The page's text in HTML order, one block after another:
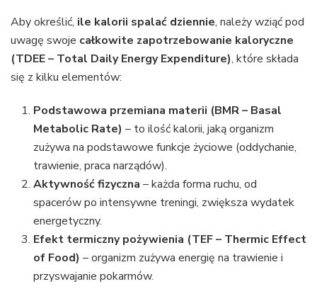
Aby określić, ile kalorii spalać dziennie, należy wziąć pod
uwagę swoje całkowite zapotrzebowanie kaloryczne
(TDEE – Total Daily Energy Expenditure), które składa
się z kilku elementów:
Podstawowa przemiana materii (BMR – Basal
Metabolic Rate) – to ilość kalorii, jaką organizm
zużywa na podstawowe funkcje życiowe (oddychanie,
trawienie, praca narządów).
Aktywność fizyczna – każda forma ruchu, od
spacerów po intensywne treningi, zwiększa wydatek
energetyczny.
Efekt termiczny pożywienia (TEF – Thermic Effect
of Food) – organizm zużywa energię na trawienie i
przyswajanie pokarmów.